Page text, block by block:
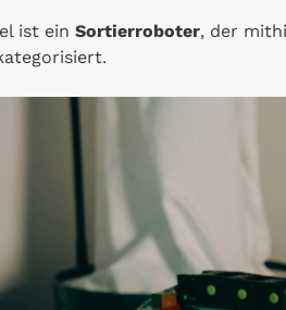
ist ein Sortierroboter, der